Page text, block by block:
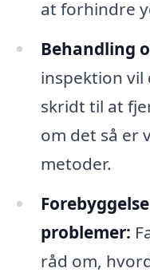
at forhindre
Behandling
inspektion vil
skridt til at
om det så er
metoder.
problemer:
råd om,